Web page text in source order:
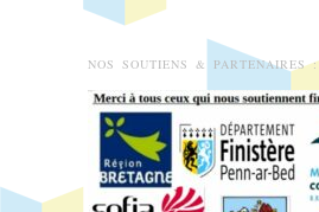
NOS SOUTIENS & PARTENAIRES :